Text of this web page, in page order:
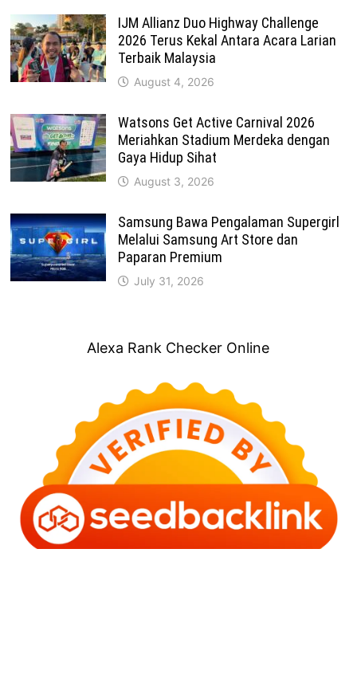
IJM Allianz Duo Highway Challenge
2026 Terus Kekal Antara Acara Larian
Terbaik Malaysia
August 4, 2026
Watsons Get Active Carnival 2026
Meriahkan Stadium Merdeka dengan
Gaya Hidup Sihat
August 3, 2026
Samsung Bawa Pengalaman Supergirl
Melalui Samsung Art Store dan
Paparan Premium
July 31, 2026
Alexa Rank Checker Online